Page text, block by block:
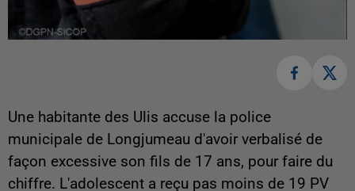
Une habitante des Ulis accuse la police
municipale de Longjumeau d'avoir verbalisé de
façon excessive son fils de 17 ans, pour faire du
chiffre. L'adolescent a reçu pas moins de 19 PV